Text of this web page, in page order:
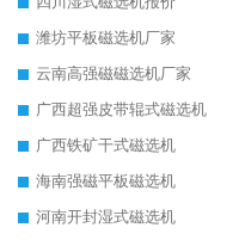
潍坊平板磁选机厂家
云南高强磁磁选机厂家
广西超强皮带辊式磁选机
广西铁矿干式磁选机
海南强磁平板磁选机
河南开封湿式磁选机